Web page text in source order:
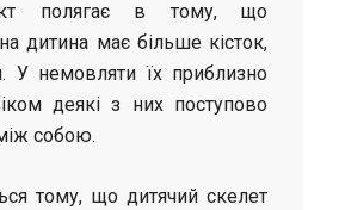
полягає в тому, що
дитина має більше кісток,
У немовляти їх приблизно
деякі з них поступово
собою.
тому, що дитячий скелет